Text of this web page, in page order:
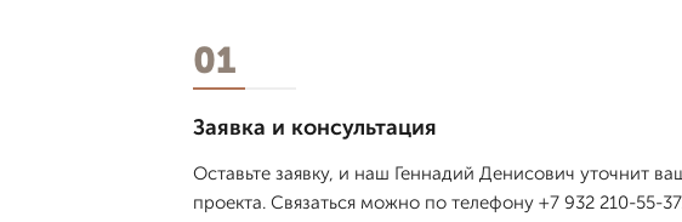
01
Заявка и консультация
Оставьте заявку, и наш Геннадий Денисович уточнит
проекта. Связаться можно по телефону +7 932 210-